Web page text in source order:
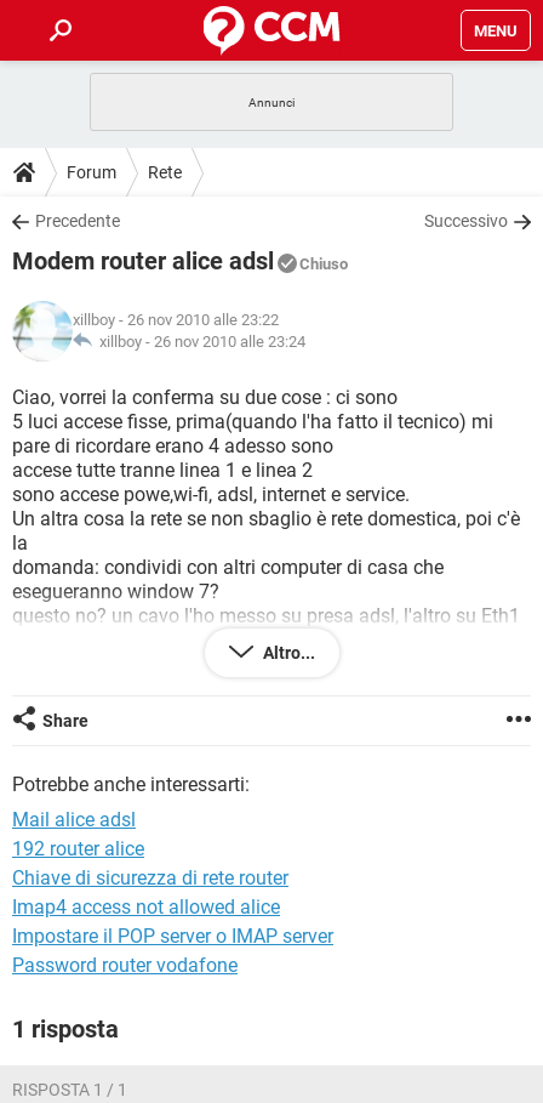
MENU
INTRATTENIMENTO
iOS
INSTAGRAM WHATSAPP
TIKTOK
HARDWARE
GUIDE
COVID-19
INSTAGRAM
TIKTOK
HARDWARE
DOWNLOAD
COVID-19 GAMING
INTRATTENIMENTO
iOS WINDOWS 10
INSTAGRAM WHATSAPP
TIKTOK FACEBOOK
HARDWARE
COVID-19
INTRATTENIMENTO
iOS WINDOWS 10
INSTAGRAM WHATSAPP
TIKTOK FACEBOOK
HARDWARE
GLOSSARIO
COVID-19
INTRATTENIMENTO ANDROID
iOS WINDOWS 10
INSTAGRAM WHATSAPP
TIKTOK
HARDWARE
Forum Rete
Precedente Successivo
Modem router alice adsl Chiuso
xillboy - 26 nov 2010 alle 23:22
xillboy - 26 nov 2010 alle 23:24
Ciao, vorrei la conferma su due cose : ci sono
5 luci accese fisse, prima(quando l'ha fatto il tecnico) mi
pare di ricordare erano 4 adesso sono
accese tutte tranne linea 1 e linea 2
sono accese powe,wi-fi, adsl, internet e service.
Un altra cosa la rete se non sbaglio è rete domestica, poi c'è
la
domanda: condividi con altri computer di casa che
esegueranno window 7?
questo no? un cavo l'ho messo su presa adsl, l'altro su Eth1
ho sbagliato qualcosa? pkè mi pare di ricordare che le luci
Altro...
Share
Potrebbe anche interessarti:
Mail alice adsl
192 router alice
Chiave di sicurezza di rete router
Imap4 access not allowed alice
Impostare il POP server o IMAP server
Password router vodafone
1 risposta
RISPOSTA 1 / 1